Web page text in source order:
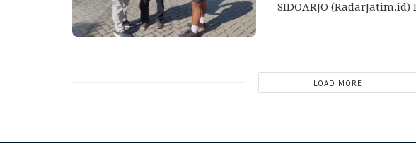
SIDOARJO
LOAD MORE